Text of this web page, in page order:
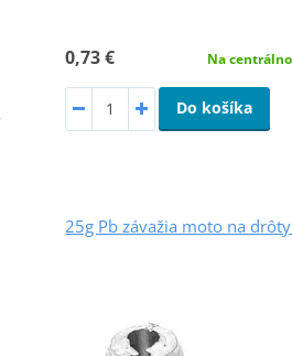
0,73 € Na
Do košíka
25g Pb závažia moto na